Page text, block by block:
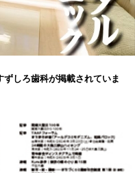
しろ歯科が掲載されていま